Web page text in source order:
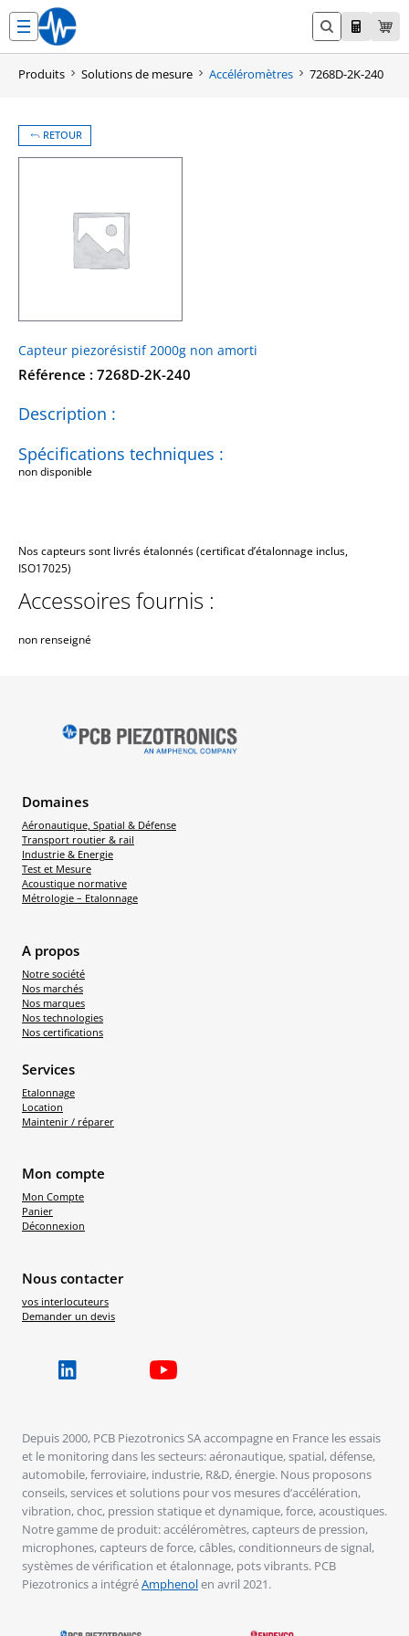
contenu
Produits Solutions de mesure Accéléromètres 7268D-2K-240
RETOUR
Capteur piezorésistif 2000g non amorti
Référence : 7268D-2K-240
Spécifications techniques :
non disponible
Description :
Nos capteurs sont livrés étalonnés (certificat d’étalonnage inclus,
ISO17025)
Accessoires fournis :
non renseigné
Domaines
Aéronautique, Spatial & Défense
Transport routier & rail
Industrie & Energie
Test et Mesure
Acoustique normative
Métrologie – Etalonnage
A propos
Notre société
Nos marchés
Nos marques
Nos technologies
Nos certifications
Services
Etalonnage
Location
Maintenir / réparer
Mon compte
Mon Compte
Panier
Déconnexion
Nous contacter
vos interlocuteurs
Demander un devis
Depuis 2000, PCB Piezotronics SA accompagne en France les essais
et le monitoring dans les secteurs: aéronautique, spatial, défense,
automobile, ferroviaire, industrie, R&D, énergie. Nous proposons
conseils, services et solutions pour vos mesures d’accélération,
vibration, choc, pression statique et dynamique, force, acoustiques.
Notre gamme de produit: accéléromètres, capteurs de pression,
microphones, capteurs de force, câbles, conditionneurs de signal,
systèmes de vérification et étalonnage, pots vibrants. PCB
Piezotronics a intégréAmphenolen avril 2021.